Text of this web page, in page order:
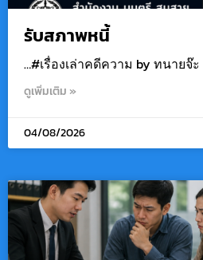
รับสภาพหนี้
…#เรื่องเล่าคดีความ by ทนายจ๊
ดูเพิ่มเติม »
04/08/2026